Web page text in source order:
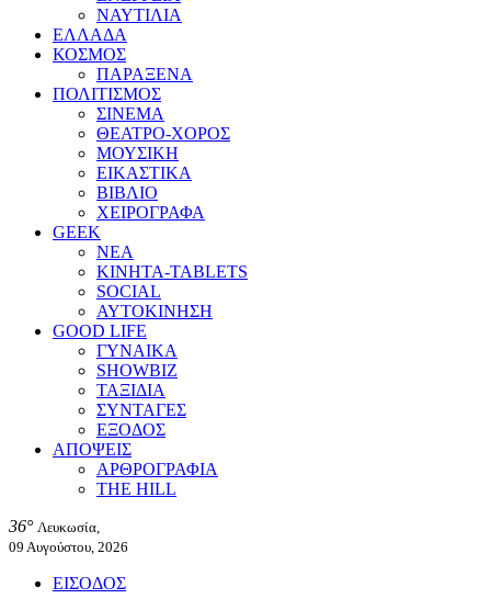
ΝΑΥΤΙΛΙΑ
ΕΛΛΑΔΑ
ΚΟΣΜΟΣ
ΠΑΡΑΞΕΝΑ
ΠΟΛΙΤΙΣΜΟΣ
ΣΙΝΕΜΑ
ΘΕΑΤΡΟ-ΧΟΡΟΣ
ΜΟΥΣΙΚΗ
ΕΙΚΑΣΤΙΚΑ
ΒΙΒΛΙΟ
ΧΕΙΡΟΓΡΑΦΑ
GEEK
ΝΕΑ
ΚΙΝΗΤΑ-TABLETS
SOCIAL
ΑΥΤΟΚΙΝΗΣΗ
GOOD LIFE
ΓΥΝΑΙΚΑ
SHOWBIZ
ΤΑΞΙΔΙΑ
ΣΥΝΤΑΓΕΣ
ΕΞΟΔΟΣ
ΑΠΟΨΕΙΣ
ΑΡΘΡΟΓΡΑΦΙΑ
THE HILL
36° Λευκωσία,
09 Αυγούστου, 2026
ΕΙΣΟΔΟΣ